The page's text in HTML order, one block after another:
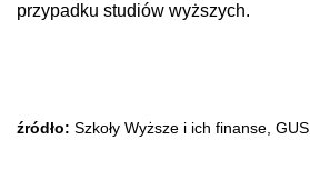
przypadku studiów wyższych.
źródło: Szkoły Wyższe i ich finanse, GUS